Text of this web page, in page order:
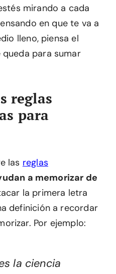
mirando a cada
en que te va a
lleno, piensa el
para sumar
reglas
para
las reglas
a memorizar de
la primera letra
definición a recordar
Por ejemplo:
la ciencia